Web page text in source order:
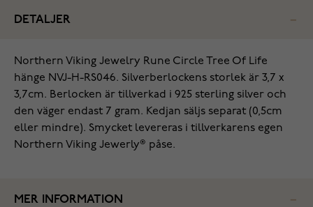
DETALJER
Northern Viking Jewelry Rune Circle Tree Of Life
hänge NVJ-H-RS046. Silverberlockens storlek är 3,7 x
3,7cm. Berlocken är tillverkad i 925 sterling silver och
den väger endast 7 gram. Kedjan säljs separat (0,5cm
eller mindre). Smycket levereras i tillverkarens egen
Northern Viking Jewerly® påse.
MER INFORMATION